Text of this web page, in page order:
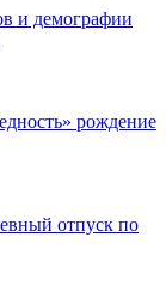
и демографии
рождение
отпуск по